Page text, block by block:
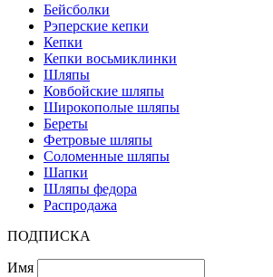
Бейсболки
Рэперские кепки
Кепки
Кепки восьмиклинки
Шляпы
Ковбойские шляпы
Широкополые шляпы
Береты
Фетровые шляпы
Соломенные шляпы
Шапки
Шляпы федора
Распродажа
ПОДПИСКА
Имя